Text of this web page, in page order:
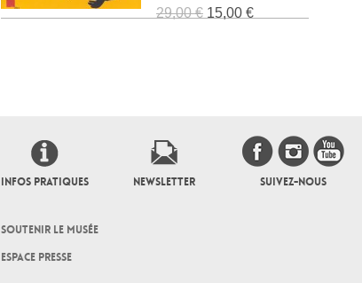
29,00 € 15,00 €
INFOS PRATIQUES NEWSLETTER SUIVEZ-NOUS
SOUTENIR LE MUSÉE
ESPACE PRESSE